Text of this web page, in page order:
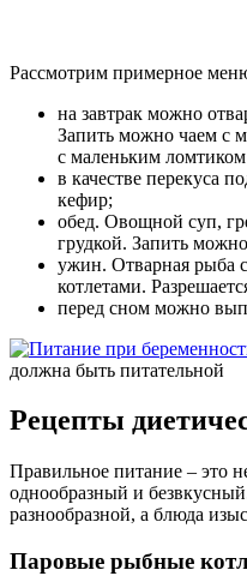
Рассмотрим примерное
на завтрак можно
Запить можно чаем с
с маленьким
в качестве перекуса
кефир;
обед. Овощной суп,
грудкой. Запить
ужин. Отварная рыба
котлетами.
перед сном можно
должна быть питательной
Рецепты
Правильное питание – это
однообразный и
разнообразной, а блюда
Паровые рыбные